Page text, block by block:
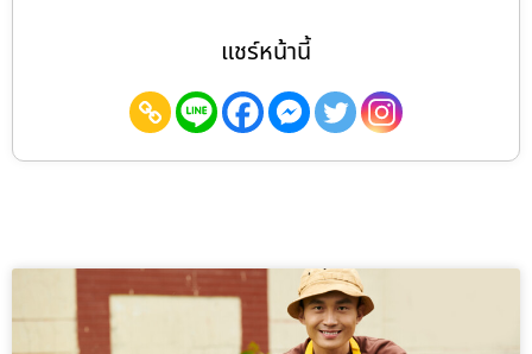
แชร์หน้านี้